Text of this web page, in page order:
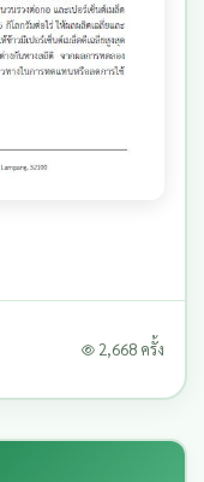
2,668 ครั้ง